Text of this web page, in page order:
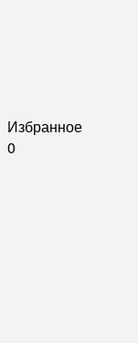
Избранное
0